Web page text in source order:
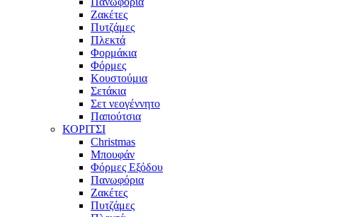
Ζακέτες
Πυτζάμες
Πλεκτά
Φορμάκια
Φόρμες
Κουστούμια
Σετάκια
Σετ νεογέννητο
Παπούτσια
ΚΟΡΙΤΣΙ
Christmas
Μπουφάν
Φόρμες Εξόδου
Πανωφόρια
Ζακέτες
Πυτζάμες